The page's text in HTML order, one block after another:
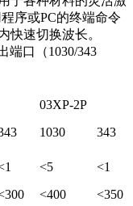
序或PC的终端命令
快速切换波长。
端口（1030/343
03XP-2P
1030
343
<5
<1
<400
<350